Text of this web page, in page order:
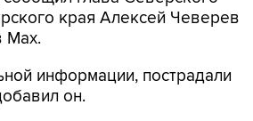
края Алексей Чеверев
Max.
информации, пострадали
он.